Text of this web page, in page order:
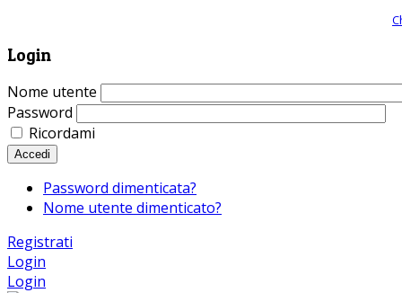
Login
Nome utente
Password
Ricordami
Accedi
Password dimenticata?
Nome utente dimenticato?
Registrati
Login
Login